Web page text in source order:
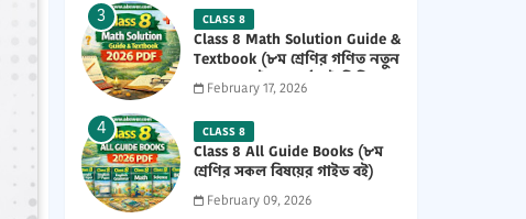
CLASS 8
Class 8 Math Solution Guide &
Textbook (৮ম শ্রেণির গণিত নতুন
সমাধান গাইড ও পাঠ্যবই পিডিএফ)
2026 PDF
February 17, 2026
CLASS 8
Class 8 All Guide Books (৮ম
শ্রেণির সকল বিষয়ের গাইড বই)
2026 PDF
February 09, 2026